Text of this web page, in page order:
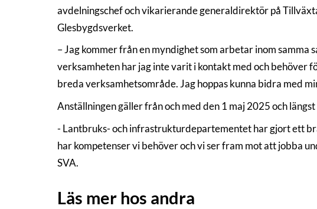
avdelningschef och vikarierande generaldirektör på
Glesbygdsverket.
– Jag kommer från en myndighet som arbetar inom
verksamheten har jag inte varit i kontakt med och behöver
breda verksamhetsområde. Jag hoppas kunna bidra med
Anställningen gäller från och med den 1 maj 2025 och
- Lantbruks- och infrastrukturdepartementet har gjort ett
har kompetenser vi behöver och vi ser fram mot att jobba
SVA.
Läs mer hos andra